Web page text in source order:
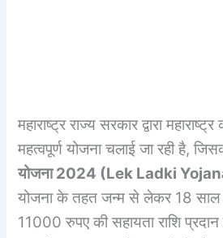
महाराष्ट्र राज्य सरकार द्वारा
महत्वपूर्ण योजना चलाई जा रही है,
योजना 2024 (Lek Ladki
योजना के तहत जन्म से लेकर 18
11000 रुपए की सहायता राशि